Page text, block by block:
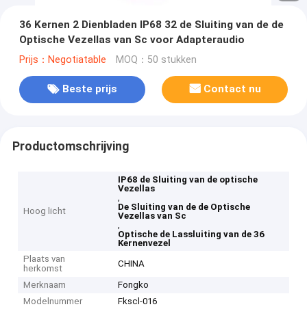
36 Kernen 2 Dienbladen IP68 32 de Sluiting van de de
Optische Vezellas van Sc voor Adapteraudio
Prijs：Negotiatable MOQ：50 stukken
Beste prijs Contact nu
Productomschrijving
Hoog licht
IP68 de Sluiting van de optische
Vezellas
,
De Sluiting van de de Optische
Vezellas van Sc
,
Optische de Lassluiting van de 36
Kernenvezel
Plaats van
herkomst
CHINA
Merknaam
Fongko
Modelnummer
Fkscl-016